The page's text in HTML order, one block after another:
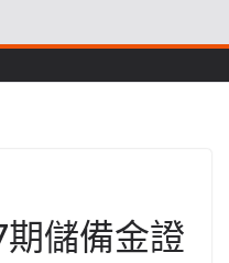
儲備金證